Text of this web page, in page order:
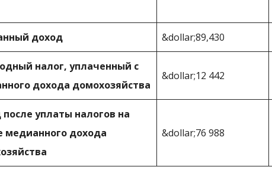
доход &dollar;89,430
налог, уплаченный с
дохода домохозяйства
&dollar;12 442
уплаты налогов на
медианного дохода
&dollar;76 988